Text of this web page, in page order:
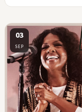
03
SEP